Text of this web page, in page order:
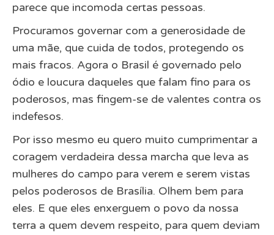
parece que incomoda certas pessoas.
Procuramos governar com a generosidade de
uma mãe, que cuida de todos, protegendo os
mais fracos. Agora o Brasil é governado pelo
ódio e loucura daqueles que falam fino para os
poderosos, mas fingem-se de valentes contra os
indefesos.
Por isso mesmo eu quero muito cumprimentar a
coragem verdadeira dessa marcha que leva as
mulheres do campo para verem e serem vistas
pelos poderosos de Brasília. Olhem bem para
eles. E que eles enxerguem o povo da nossa
terra a quem devem respeito, para quem deviam